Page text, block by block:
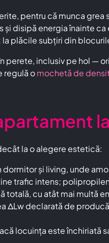
pentru că munca
disipă energia înainte
plăcile subțiri din
inclusiv pe hol —
regulă omochetă de
la o alegere estetică:
și living, unde
trafic intens;
totală, cu atât mai multă
ΔLw declarată de
locuința este închiriată